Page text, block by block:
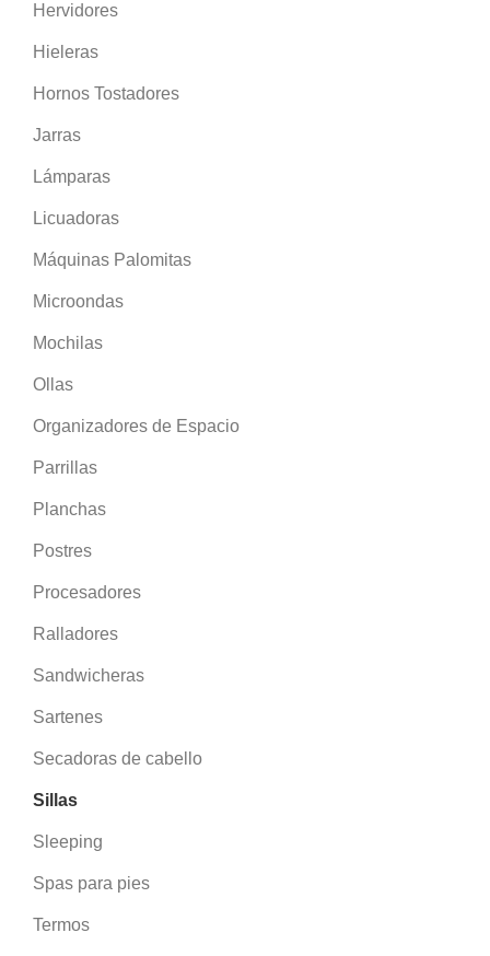
Hervidores
Hieleras
Hornos Tostadores
Jarras
Lámparas
Licuadoras
Máquinas Palomitas
Microondas
Mochilas
Ollas
Organizadores de Espacio
Parrillas
Planchas
Postres
Procesadores
Ralladores
Sandwicheras
Sartenes
Secadoras de cabello
Sillas
Sleeping
Spas para pies
Termos